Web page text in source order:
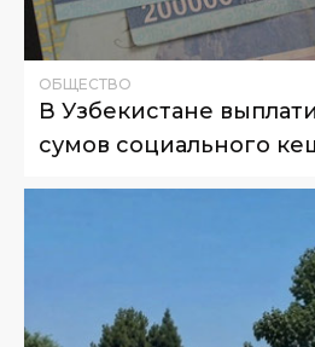
ОБЩЕСТВО
В Узбекистане
сумов социального